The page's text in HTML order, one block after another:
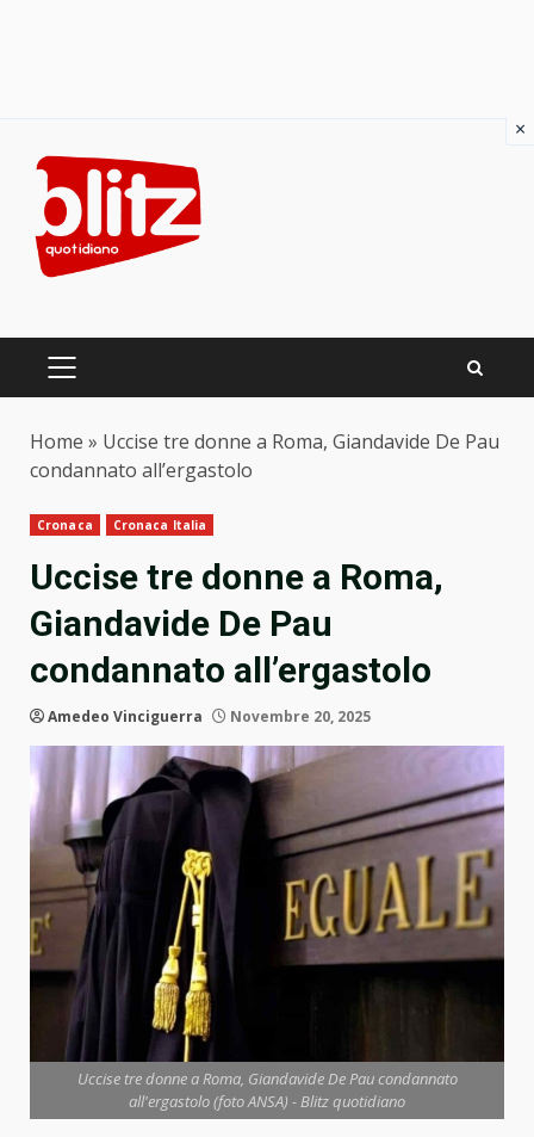
content
PRIMARY
Home » Uccise tre donne a Roma, Giandavide De Pau
condannato all’ergastolo
Cronaca Cronaca Italia
Uccise tre donne a Roma,
Giandavide De Pau
condannato all’ergastolo
Amedeo Vinciguerra Novembre 20, 2025
Uccise tre donne a Roma, Giandavide De Pau condannato
all'ergastolo (foto ANSA) - Blitz quotidiano
×